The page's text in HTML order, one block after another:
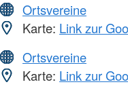
Ortsvereine
Karte: Link zur
Ortsvereine
Karte: Link zur